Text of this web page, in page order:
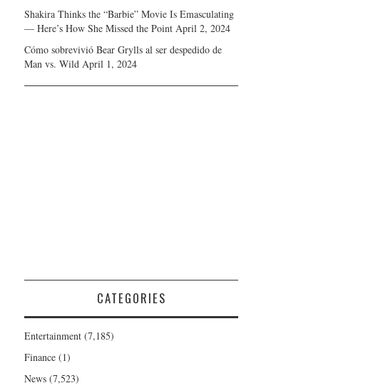
Shakira Thinks the “Barbie” Movie Is Emasculating
— Here’s How She Missed the Point April 2, 2024
Cómo sobrevivió Bear Grylls al ser despedido de
Man vs. Wild April 1, 2024
CATEGORIES
Entertainment (7,185)
Finance (1)
News (7,523)